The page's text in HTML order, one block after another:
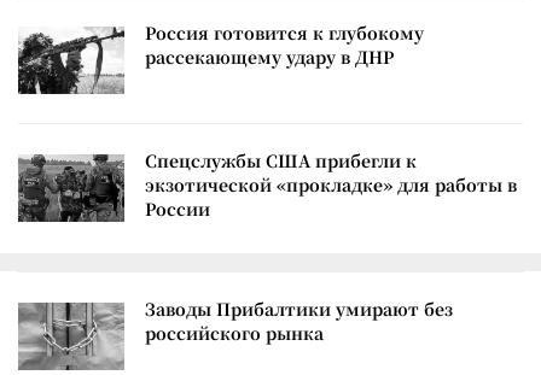
Россия готовится к глубокому
рассекающему удару в ДНР
Спецслужбы США прибегли к
экзотической «прокладке» для работы в
России
Заводы Прибалтики умирают без
российского рынка